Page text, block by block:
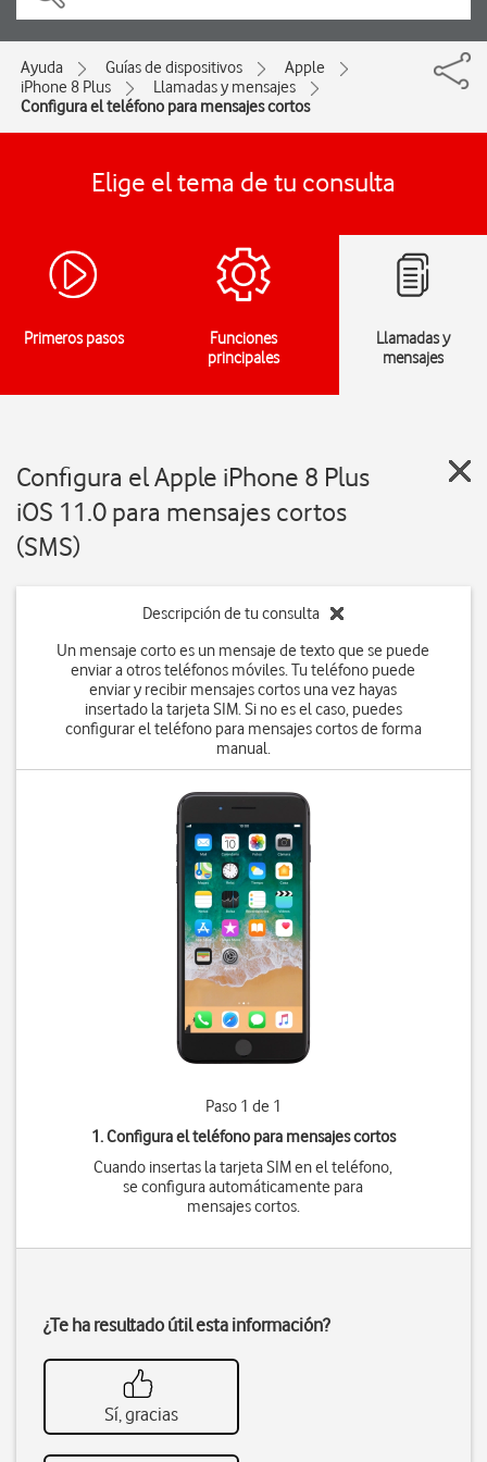
Ayuda Guías de dispositivos
Apple
iPhone 8 Plus
Llamadas y mensajes
Configura el teléfono para mensajes cortos
Elige el tema de tu consulta
Primeros pasos
Funciones
principales
Llamadas y
mensajes
Configura el Apple iPhone 8 Plus
iOS 11.0 para mensajes cortos
(SMS)
Descripción de tu consulta
Un mensaje corto es un mensaje de texto que se puede
enviar a otros teléfonos móviles. Tu teléfono puede
enviar y recibir mensajes cortos una vez hayas
insertado la tarjeta SIM. Si no es el caso, puedes
configurar el teléfono para mensajes cortos de forma
manual.
Paso 1 de 1
1. Configura el teléfono para mensajes cortos
Cuando insertas la tarjeta SIM en el teléfono,
se configura automáticamente para
mensajes cortos.
¿Te ha resultado útil esta información?
Sí, gracias